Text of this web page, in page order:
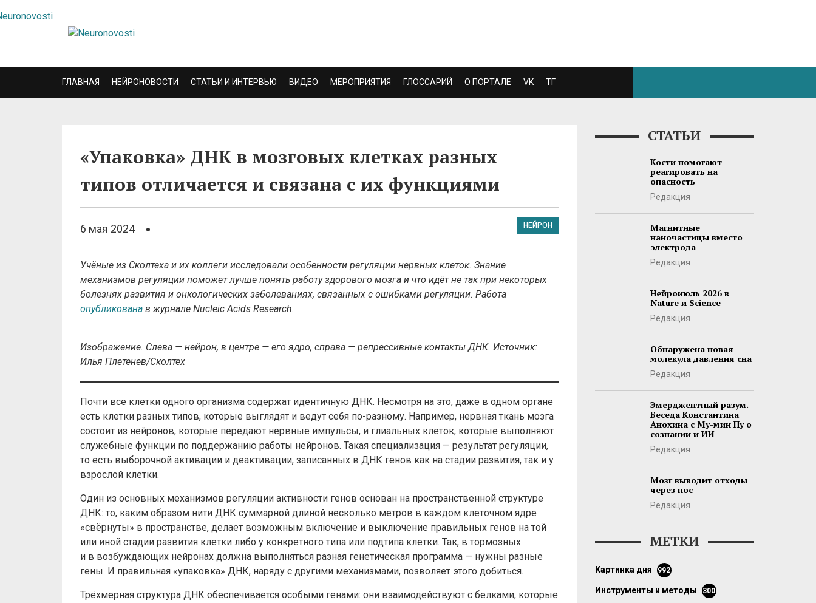
ГЛАВНАЯ НЕЙРОНОВОСТИ СТАТЬИ И ИНТЕРВЬЮ ВИДЕО МЕРОПРИЯТИЯ ГЛОССАРИЙ О ПОРТАЛЕ VK ТГ
«Упаковка» ДНК в мозговых клетках разных
типов отличается и связана с их функциями
6 мая 2024 НЕЙРОН
Учёные из Сколтеха и их коллеги исследовали особенности регуляции нервных клеток. Знание
механизмов регуляции поможет лучше понять работу здорового мозга и что идёт не так при некоторых
болезнях развития и онкологических заболеваниях, связанных с ошибками регуляции. Работа
опубликована в журнале Nucleic Acids Research.
Изображение. Слева — нейрон, в центре — его ядро, справа — репрессивные контакты ДНК. Источник:
Илья Плетенев/Сколтех
Почти все клетки одного организма содержат идентичную ДНК. Несмотря на это, даже в одном органе
есть клетки разных типов, которые выглядят и ведут себя по-разному. Например, нервная ткань мозга
состоит из нейронов, которые передают нервные импульсы, и глиальных клеток, которые выполняют
служебные функции по поддержанию работы нейронов. Такая специализация — результат регуляции,
то есть выборочной активации и деактивации, записанных в ДНК генов как на стадии развития, так и у
взрослой клетки.
Один из основных механизмов регуляции активности генов основан на пространственной структуре
ДНК: то, каким образом нити ДНК суммарной длиной несколько метров в каждом клеточном ядре
«свёрнуты» в пространстве, делает возможным включение и выключение правильных генов на той
или иной стадии развития клетки либо у конкретного типа или подтипа клетки. Так, в тормозных
и в возбуждающих нейронах должна выполняться разная генетическая программа — нужны разные
гены. И правильная «упаковка» ДНК, наряду с другими механизмами, позволяет этого добиться.
Трёхмерная структура ДНК обеспечивается особыми генами: они взаимодействуют с белками, которые
СТАТЬИ
Кости помогают
реагировать на
опасность
Редакция
Магнитные
наночастицы вместо
электрода
Редакция
Нейроиюль 2026 в
Nature и Science
Редакция
Обнаружена новая
молекула давления сна
Редакция
Эмерджентный разум.
Беседа Константина
Анохина с Му-мин Пу о
сознании и ИИ
Редакция
Мозг выводит отходы
через нос
Редакция
МЕТКИ
картинка дня 992
инструменты и методы 300